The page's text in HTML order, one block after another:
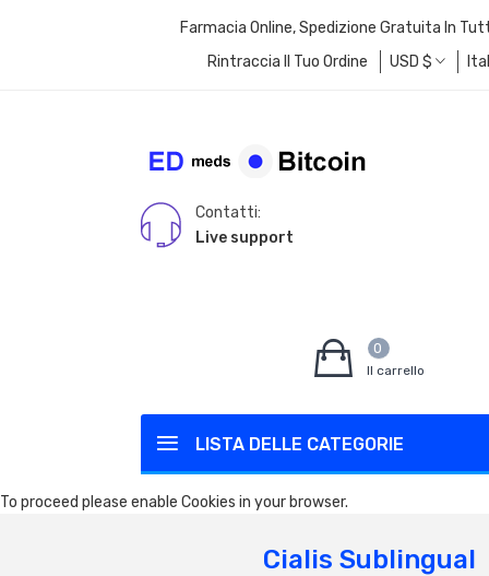
Farmacia Online, Spedizione Gratuita In
Rintraccia Il Tuo Ordine
USD $
Contatti:
Live support
LISTA DELLE CATEGORIE
0
Il carrello
To proceed please enable Cookies in your browser.
Cialis Sublingual